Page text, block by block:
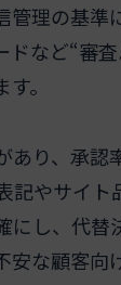
理の基準
など“審
。
り、承
やサイト
にし、代替
な顧客